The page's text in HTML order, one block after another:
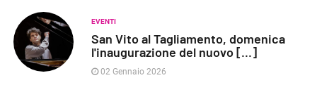
EVENTI
San Vito al Tagliamento, domenica
l'inaugurazione del nuovo [...]
02 Gennaio 2026